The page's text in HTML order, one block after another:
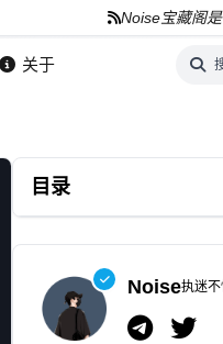
关于
目录
Noise执迷